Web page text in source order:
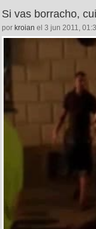
Si vas borracho,
por kroian el 3 jun 2011,